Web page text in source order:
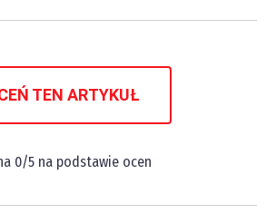
TEN ARTYKUŁ
0/5 na podstawie ocen